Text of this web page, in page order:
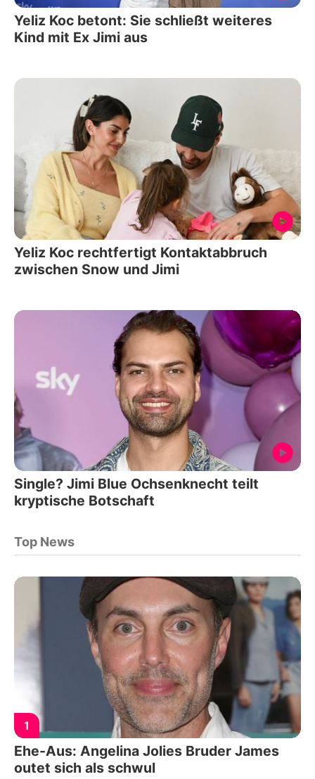
Yeliz Koc betont: Sie schließt weiteres
Kind mit Ex Jimi aus
Yeliz Koc rechtfertigt Kontaktabbruch
zwischen Snow und Jimi
Single? Jimi Blue Ochsenknecht teilt
kryptische Botschaft
Top News
1
Ehe-Aus: Angelina Jolies Bruder James
outet sich als schwul